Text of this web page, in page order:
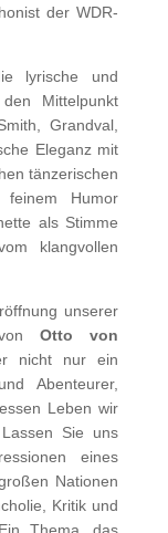
der WDR-
lyrische und
Mittelpunkt
Grandval,
Eleganz mit
tänzerischen
feinem Humor
als Stimme
klangvollen
unserer
Otto von
nicht nur ein
Abenteurer,
Leben wir
Sie uns
eines
Nationen
Kritik und